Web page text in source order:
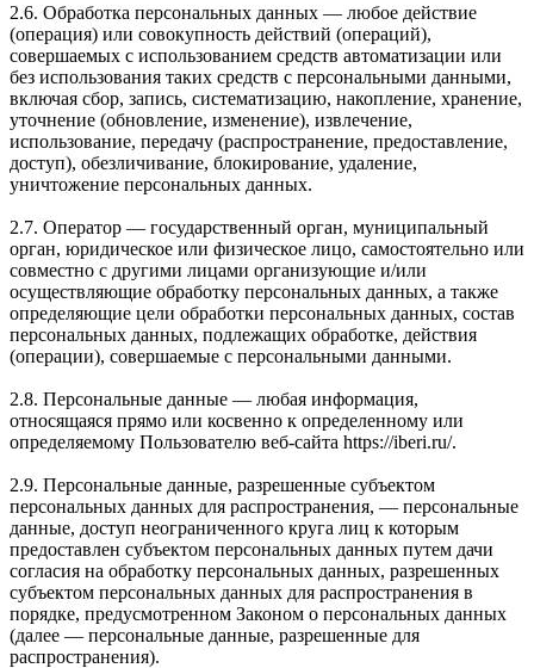
2.6. Обработка персональных данных — любое действие
(операция) или совокупность действий (операций),
совершаемых с использованием средств автоматизации или
без использования таких средств с персональными данными,
включая сбор, запись, систематизацию, накопление, хранение,
уточнение (обновление, изменение), извлечение,
использование, передачу (распространение, предоставление,
доступ), обезличивание, блокирование, удаление,
уничтожение персональных данных.
2.7. Оператор — государственный орган, муниципальный
орган, юридическое или физическое лицо, самостоятельно или
совместно с другими лицами организующие и/или
осуществляющие обработку персональных данных, а также
определяющие цели обработки персональных данных, состав
персональных данных, подлежащих обработке, действия
(операции), совершаемые с персональными данными.
2.8. Персональные данные — любая информация,
относящаяся прямо или косвенно к определенному или
определяемому Пользователю веб-сайта https://iberi.ru/.
2.9. Персональные данные, разрешенные субъектом
персональных данных для распространения, — персональные
данные, доступ неограниченного круга лиц к которым
предоставлен субъектом персональных данных путем дачи
согласия на обработку персональных данных, разрешенных
субъектом персональных данных для распространения в
порядке, предусмотренном Законом о персональных данных
(далее — персональные данные, разрешенные для
распространения).